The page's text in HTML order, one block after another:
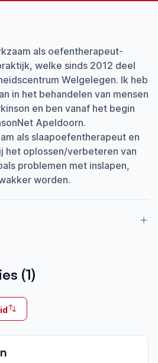
als oefentherapeut-
welke sinds 2012 deel
Welgelegen. Ik heb
in het behandelen van mensen
en ben vanaf het begin
Apeldoorn.
als slaapoefentherapeut en
het oplossen/verbeteren van
problemen met inslapen,
worden.
(1)